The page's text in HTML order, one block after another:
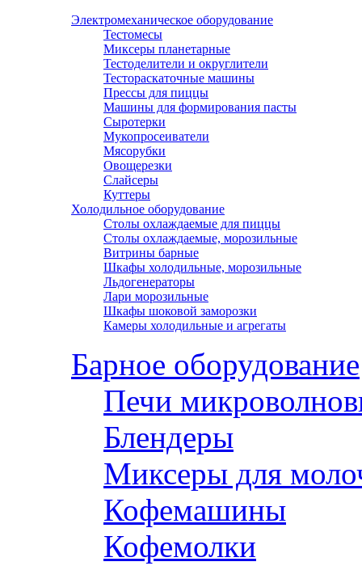
Электромеханическое оборудование
Тестомесы
Миксеры планетарные
Тестоделители и округлители
Тестораскаточные машины
Прессы для пиццы
Машины для формирования пасты
Сыротерки
Мукопросеиватели
Мясорубки
Овощерезки
Слайсеры
Куттеры
Холодильное оборудование
Столы охлаждаемые для пиццы
Столы охлаждаемые, морозильные
Витрины барные
Шкафы холодильные, морозильные
Льдогенераторы
Лари морозильные
Шкафы шоковой заморозки
Камеры холодильные и агрегаты
Барное оборудование
Печи
Блендеры
Миксеры для
Кофемашины
Кофемолки